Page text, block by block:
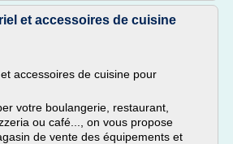
et accessoires de cuisine
accessoires de cuisine pour
votre boulangerie, restaurant,
ou café..., on vous propose
de vente des équipements et